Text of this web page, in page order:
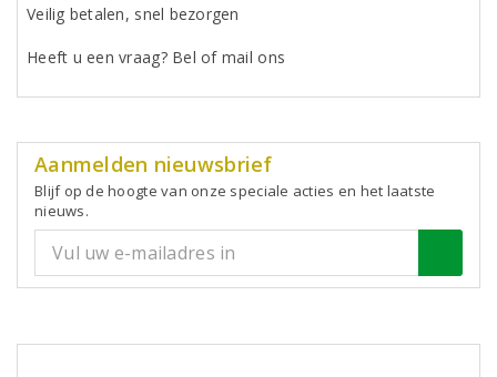
Veilig betalen, snel bezorgen
Heeft u een vraag? Bel of mail ons
Aanmelden nieuwsbrief
Blijf op de hoogte van onze speciale acties en het laatste
nieuws.